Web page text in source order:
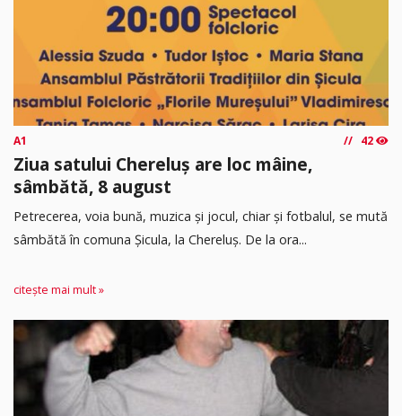
A1 42
Ziua satului Chereluș are loc mâine,
sâmbătă, 8 august
Petrecerea, voia bună, muzica și jocul, chiar și fotbalul, se mută
sâmbătă în comuna Șicula, la Chereluș. De la ora...
citește mai mult »